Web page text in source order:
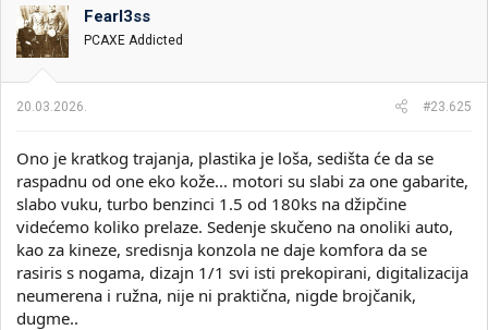
o
v
a
n
:
Fearl3ss
PCAXE Addicted
20.03.2026. #23.625
Ono je kratkog trajanja, plastika je loša, sedišta će da se
raspadnu od one eko kože... motori su slabi za one gabarite,
slabo vuku, turbo benzinci 1.5 od 180ks na džipčine
videćemo koliko prelaze. Sedenje skučeno na onoliki auto,
kao za kineze, sredisnja konzola ne daje komfora da se
rasiris s nogama, dizajn 1/1 svi isti prekopirani, digitalizacija
neumerena i ružna, nije ni praktična, nigde brojčanik,
dugme..